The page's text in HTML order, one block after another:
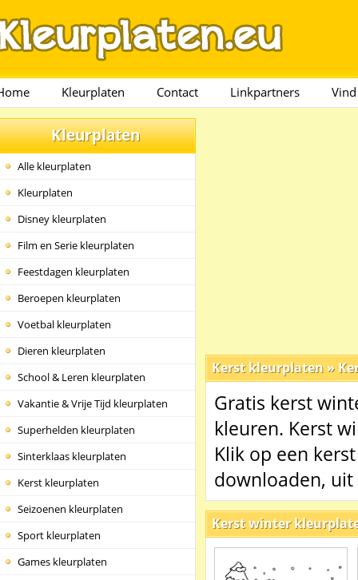
Kleurplaten Contact Linkpartners
Kleurplaten
Alle kleurplaten
Kleurplaten
Disney kleurplaten
Film en Serie kleurplaten
Feestdagen kleurplaten
Beroepen kleurplaten
Voetbal kleurplaten
Dieren kleurplaten
School & Leren kleurplaten
Vakantie & Vrije Tijd kleurplaten
Superhelden kleurplaten
Sinterklaas kleurplaten
Kerst kleurplaten
Seizoenen kleurplaten
Sport kleurplaten
Games kleurplaten
Kerst kleurplaten »
Gratis kerst
kleuren. Kerst
Klik op een
downloaden,
Kerst winter